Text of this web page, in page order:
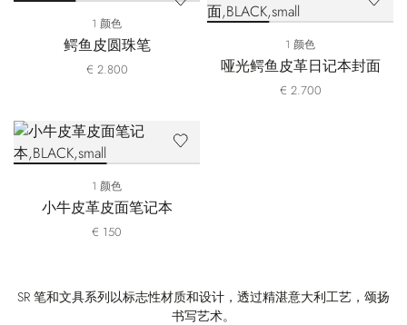
1 颜色
鳄鱼皮圆珠笔
€ 2.800
1 颜色
哑光鳄鱼皮革日记本封面
€ 2.700
1 颜色
小牛皮革皮面笔记本
€ 150
SR 笔和文具系列以标志性材质和设计，透过精湛意大利工艺，颂扬
书写艺术。